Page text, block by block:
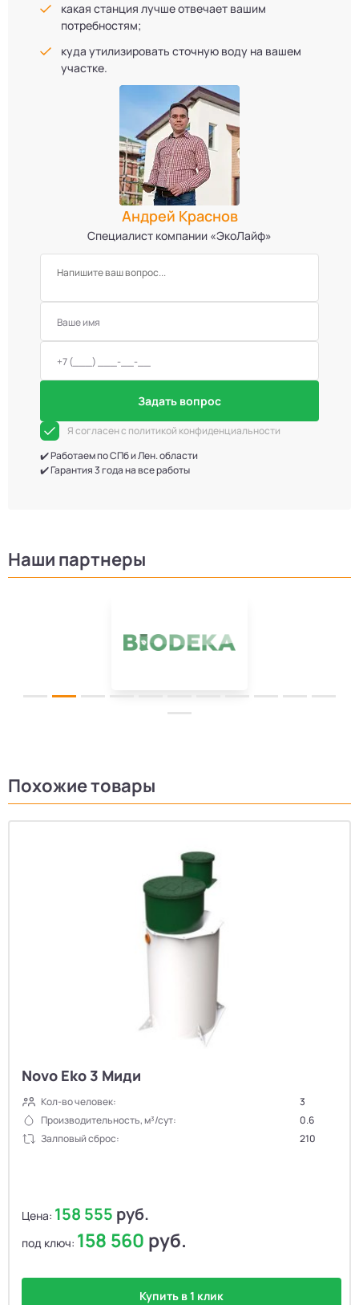
какая станция лучше отвечает вашим
потребностям;
куда утилизировать сточную воду на вашем
участке.
Андрей Краснов
Специалист компании «ЭкоЛайф»
Задать вопрос
Я согласен с политикой конфиденциальности
✔️ Работаем по СПб и Лен. области
✔️ Гарантия 3 года на все работы
Наши партнеры
Похожие товары
Novo Eko 3 Миди
Кол-во человек:
3
Производительность, м³/сут:
0.6
Залповый сброс:
210
Цена: 158 555 руб.
под ключ: 158 560 руб.
Купить в 1 клик